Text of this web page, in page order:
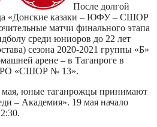
После долгой
«Донские казаки – ЮФУ – СШОР
матчи финального этапа
среди юниоров до 22 лет
сезона 2020-2021 группы «Б»
арене – в Таганроге в
РО «СШОР № 13».
мая, юные таганрожцы принимают
– Академия». 19 мая начало